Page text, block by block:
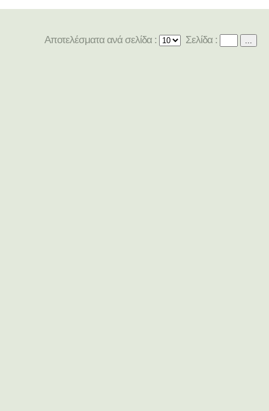
Αποτελέσματα ανά σελίδα : Σελίδα : ...